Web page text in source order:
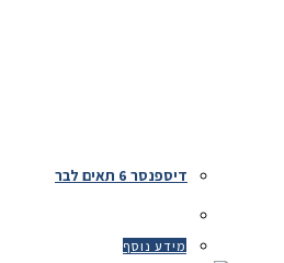
דיספנסר 6 תאים לבר
מידע נוסף